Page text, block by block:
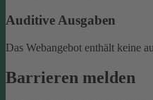
Auditive Ausgaben
Das Webangebot enthält keine
Barrieren melden